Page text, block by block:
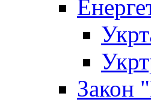
Закон